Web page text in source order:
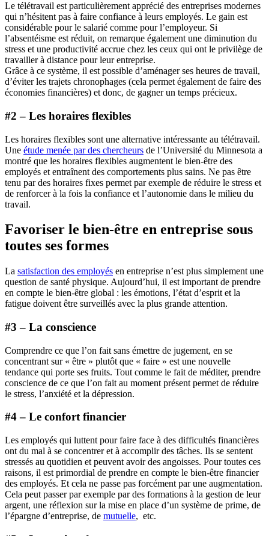
Le télétravail est particulièrement apprécié des entreprises modernes
qui n’hésitent pas à faire confiance à leurs employés. Le gain est
considérable pour le salarié comme pour l’employeur. Si
l’absentéisme est réduit, on remarque également une diminution du
stress et une productivité accrue chez les ceux qui ont le privilège de
travailler à distance pour leur entreprise.
Grâce à ce système, il est possible d’aménager ses heures de travail,
d’éviter les trajets chronophages (cela permet également de faire des
économies financières) et donc, de gagner un temps précieux.
#2 – Les horaires flexibles
Les horaires flexibles sont une alternative intéressante au télétravail.
Une étude menée par des chercheurs de l’Université du Minnesota a
montré que les horaires flexibles augmentent le bien-être des
employés et entraînent des comportements plus sains. Ne pas être
tenu par des horaires fixes permet par exemple de réduire le stress et
de renforcer à la fois la confiance et l’autonomie dans le milieu du
travail.
Favoriser le bien-être en entreprise sous
toutes ses formes
La satisfaction des employés en entreprise n’est plus simplement une
question de santé physique. Aujourd’hui, il est important de prendre
en compte le bien-être global : les émotions, l’état d’esprit et la
fatigue doivent être surveillés avec la plus grande attention.
#3 – La conscience
Comprendre ce que l’on fait sans émettre de jugement, en se
concentrant sur « être » plutôt que « faire » est une nouvelle
tendance qui porte ses fruits. Tout comme le fait de méditer, prendre
conscience de ce que l’on fait au moment présent permet de réduire
le stress, l’anxiété et la dépression.
#4 – Le confort financier
Les employés qui luttent pour faire face à des difficultés financières
ont du mal à se concentrer et à accomplir des tâches. Ils se sentent
stressés au quotidien et peuvent avoir des angoisses. Pour toutes ces
raisons, il est primordial de prendre en compte le bien-être financier
des employés. Et cela ne passe pas forcément par une augmentation.
Cela peut passer par exemple par des formations à la gestion de leur
argent, une réflexion sur la mise en place d’un système de prime, de
l’épargne d’entreprise, de mutuelle, etc.